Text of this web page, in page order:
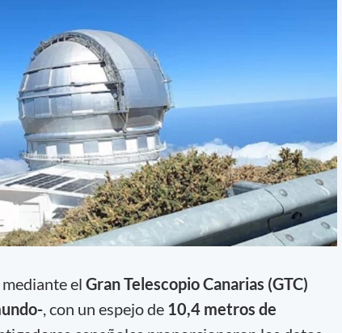
el Gran Telescopio Canarias (GTC)
, con un espejo de 10,4 metros de